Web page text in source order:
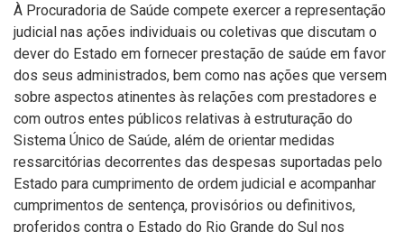
À Procuradoria de Saúde compete exercer a representação
judicial nas ações individuais ou coletivas que discutam o
dever do Estado em fornecer prestação de saúde em favor
dos seus administrados, bem como nas ações que versem
sobre aspectos atinentes às relações com prestadores e
com outros entes públicos relativas à estruturação do
Sistema Único de Saúde, além de orientar medidas
ressarcitórias decorrentes das despesas suportadas pelo
Estado para cumprimento de ordem judicial e acompanhar
cumprimentos de sentença, provisórios ou definitivos,
proferidos contra o Estado do Rio Grande do Sul nos